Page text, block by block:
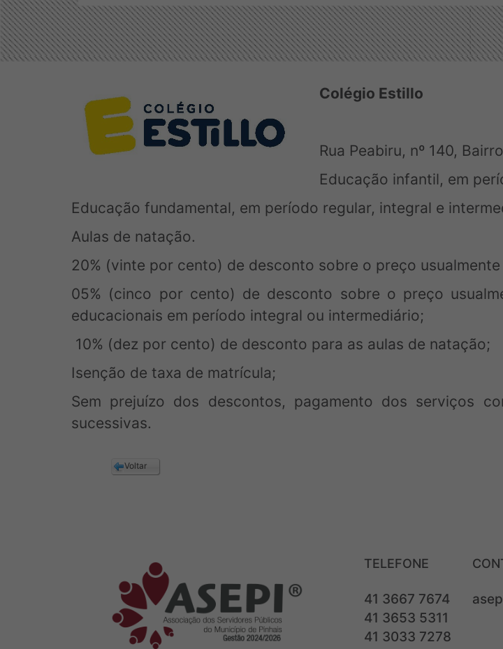
Colégio Estillo
Rua Peabiru, nº 140,
Educação infantil, em
Educação fundamental, em período regular, integral e
Aulas de natação.
20% (vinte por cento) de desconto sobre o preço
05% (cinco por cento) de desconto sobre o preço
educacionais em período integral ou intermediário;
10% (dez por cento) de desconto para as aulas de natação;
Isenção de taxa de matrícula;
Sem prejuízo dos descontos, pagamento dos serviços
sucessivas.
Voltar
TELEFONE
41 3667 7674
41 3653 5311
41 3033 7278